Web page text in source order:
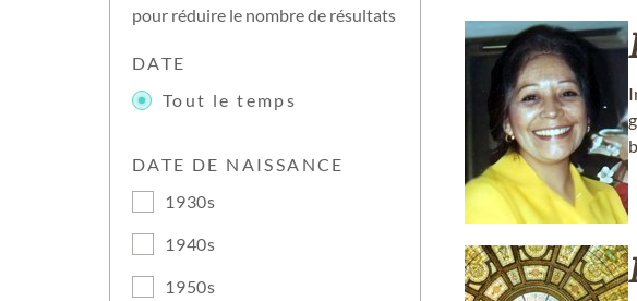
pour réduire le nombre de résultats
DATE
Tout le temps
DATE DE NAISSANCE
1930s
1940s
1950s